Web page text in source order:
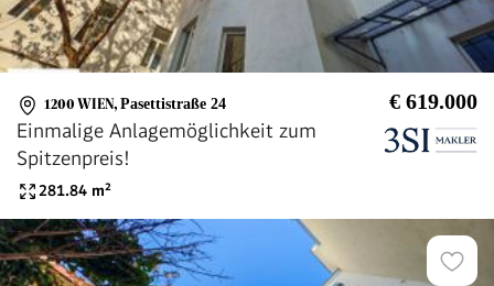
1200 WIEN, Pasettistraße 24 € 619.000
Einmalige Anlagemöglichkeit zum
Spitzenpreis!
281.84 m²